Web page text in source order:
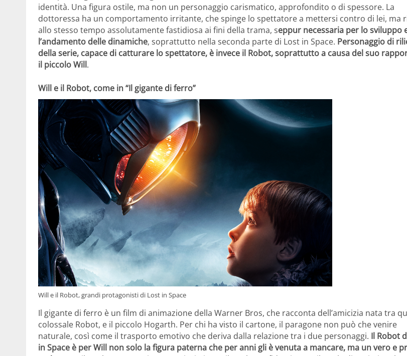
identità. Una figura ostile, ma non un personaggio carismatico, approfondito o di spessore. La
dottoressa ha un comportamento irritante, che spinge lo spettatore a mettersi contro di lei, ma
allo stesso tempo assolutamente fastidiosa ai fini della trama, seppur necessaria per lo sviluppo
l’andamento delle dinamiche, soprattutto nella seconda parte di Lost in Space. Personaggio di
della serie, capace di catturare lo spettatore, è invece il Robot, soprattutto a causa del suo
il piccolo Will.
Will e il Robot, come in “Il gigante di ferro”
Will e il Robot, grandi protagonisti di Lost in Space
Il gigante di ferro è un film di animazione della Warner Bros, che racconta dell’amicizia nata tra
colossale Robot, e il piccolo Hogarth. Per chi ha visto il cartone, il paragone non può che venire
naturale, così come il trasporto emotivo che deriva dalla relazione tra i due personaggi. Il Robot
in Space è per Will non solo la figura paterna che per anni gli è venuta a mancare, ma un vero e